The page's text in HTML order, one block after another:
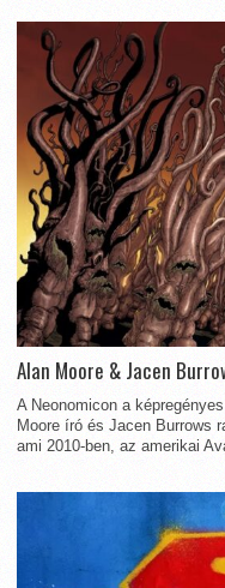
Alan Moore & Jacen
A Neonomicon a
Moore író és Jacen Burrows
ami 2010-ben, az amerikai